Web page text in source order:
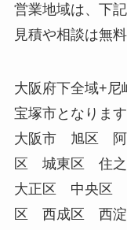
営業地域は、下
見積や相談は無料
大阪府下全域+尼
宝塚市となります
大阪市 旭区
区 城東区 住
大正区 中央区
区 西成区 西